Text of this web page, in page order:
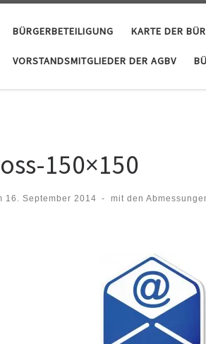
BÜRGERBETEILIGUNG KARTE DER
VORSTANDSMITGLIEDER DER AGBV
150×150
16. September 2014 - mit den